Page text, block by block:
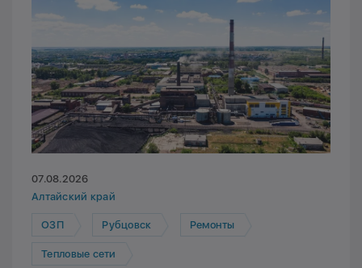
07.08.2026
Алтайский край
ОЗП Рубцовск Ремонты
Тепловые сети